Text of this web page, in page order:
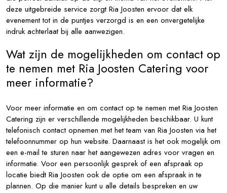
deze uitgebreide service zorgt Ria Joosten ervoor dat elk
evenement tot in de puntjes verzorgd is en een onvergetelijke
indruk achterlaat bij alle aanwezigen.
Wat zijn de mogelijkheden om contact op
te nemen met Ria Joosten Catering voor
meer informatie?
Voor meer informatie en om contact op te nemen met Ria Joosten
Catering zijn er verschillende mogelijkheden beschikbaar. U kunt
telefonisch contact opnemen met het team van Ria Joosten via het
telefoonnummer op hun website. Daarnaast is het ook mogelijk om
een e-mail te sturen naar het aangewezen adres voor vragen en
informatie. Voor een persoonlijk gesprek of een afspraak op
locatie biedt Ria Joosten ook de optie om een afspraak in te
plannen. Op die manier kunt u alle details bespreken en uw